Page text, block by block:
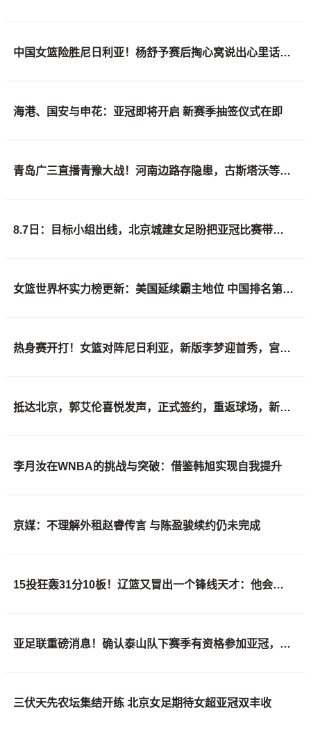
中国女篮险胜尼日利亚！杨舒予赛后掏心窝说出心里话，说的很实在
海港、国安与申花：亚冠即将开启 新赛季抽签仪式在即
青岛广三直播青豫大战！河南边路存隐患，古斯塔沃等喂饼，西海岸剑指亚冠
8.7日：目标小组出线，北京城建女足盼把亚冠比赛带回北京
女篮世界杯实力榜更新：美国延续霸主地位 中国排名第六 日本位列第十
热身赛开打！女篮对阵尼日利亚，新版李梦迎首秀，宫鲁鸣检验成效
抵达北京，郭艾伦喜悦发声，正式签约，重返球场，新岗位曝光
李月汝在WNBA的挑战与突破：借鉴韩旭实现自我提升
京媒：不理解外租赵睿传言 与陈盈骏续约仍未完成
15投狂轰31分10板！辽篮又冒出一个锋线天才：他会是下一个张镇麟吗？
亚足联重磅消息！确认泰山队下赛季有资格参加亚冠，撤销处罚引发球迷质疑
三伏天先农坛集结开练 北京女足期待女超亚冠双丰收